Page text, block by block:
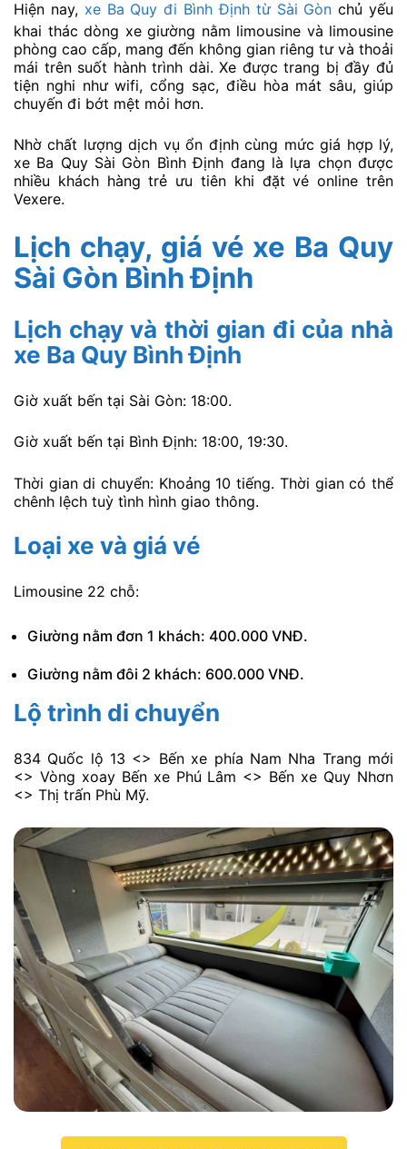
Hiện nay, xe Ba Quy đi Bình Định từ Sài Gòn chủ yếu
khai thác dòng xe giường nằm limousine và limousine
phòng cao cấp, mang đến không gian riêng tư và thoải
mái trên suốt hành trình dài. Xe được trang bị đầy đủ
tiện nghi như wifi, cổng sạc, điều hòa mát sâu, giúp
chuyến đi bớt mệt mỏi hơn.
Nhờ chất lượng dịch vụ ổn định cùng mức giá hợp lý,
xe Ba Quy Sài Gòn Bình Định đang là lựa chọn được
nhiều khách hàng trẻ ưu tiên khi đặt vé online trên
Vexere.
Lịch chạy, giá vé xe Ba Quy
Sài Gòn Bình Định
Lịch chạy và thời gian đi của nhà
xe Ba Quy Bình Định
Giờ xuất bến tại Sài Gòn: 18:00.
Giờ xuất bến tại Bình Định: 18:00, 19:30.
Thời gian di chuyển: Khoảng 10 tiếng. Thời gian có thể
chênh lệch tuỳ tình hình giao thông.
Loại xe và giá vé
Limousine 22 chỗ:
Giường nằm đơn 1 khách: 400.000 VNĐ.
Giường nằm đôi 2 khách: 600.000 VNĐ.
Lộ trình di chuyển
834 Quốc lộ 13 <> Bến xe phía Nam Nha Trang mới
<> Vòng xoay Bến xe Phú Lâm <> Bến xe Quy Nhơn
<> Thị trấn Phù Mỹ.